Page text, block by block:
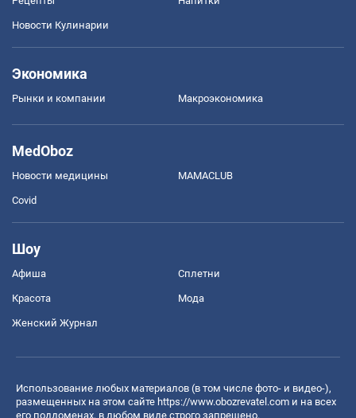
Новости Кулинарии
Экономика
Рынки и компании Mакроэкономика
MedOboz
Новости медицины MAMACLUB
Covid
Шоу
Афиша Сплетни
Красота Мода
Женский Журнал
Использование любых материалов (в том числе фото- и видео-),
размещенных на этом сайте https://www.obozrevatel.com и на всех
его поддоменах, в любом виде строго запрещено.